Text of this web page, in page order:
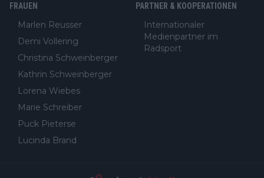
FRAUEN
Marlen Reusser
Demi Vollering
Christina Schweinberger
Kathrin Schweinberger
Lorena Wiebes
Marie Schreiber
Puck Pieterse
Lucinda Brand
PARTNER & KOOPERATIONEN
Internationaler
Medienpartner im
Radsport